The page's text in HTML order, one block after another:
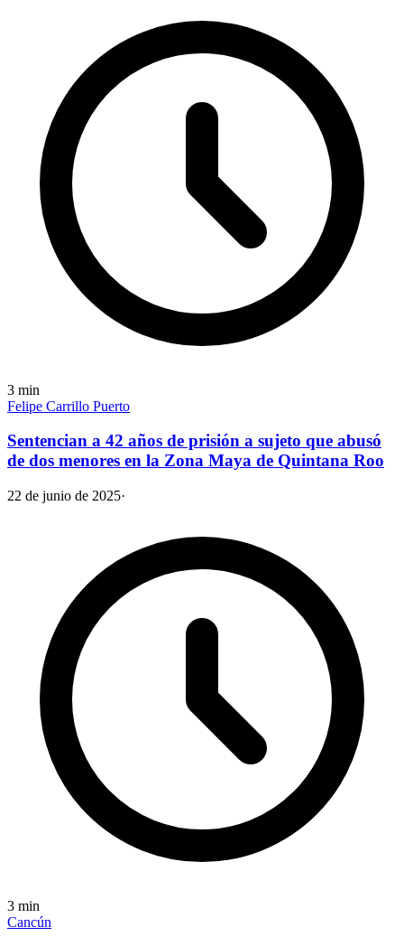
3 min
Felipe Carrillo Puerto
Sentencian a 42 años de prisión a sujeto que abusó
de dos menores en la Zona Maya de Quintana Roo
22 de junio de 2025·
3 min
Cancún